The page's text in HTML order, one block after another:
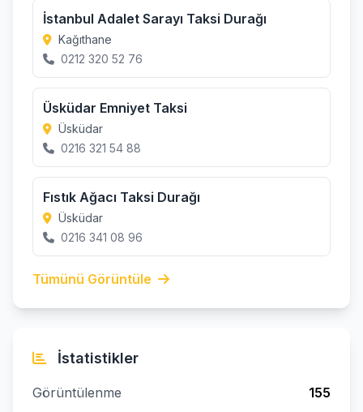
İstanbul Adalet Sarayı Taksi Durağı
Kağıthane
0212 320 52 76
Üsküdar Emniyet Taksi
Üsküdar
0216 321 54 88
Fıstık Ağacı Taksi Durağı
Üsküdar
0216 341 08 96
Tümünü Görüntüle
İstatistikler
Görüntülenme
155